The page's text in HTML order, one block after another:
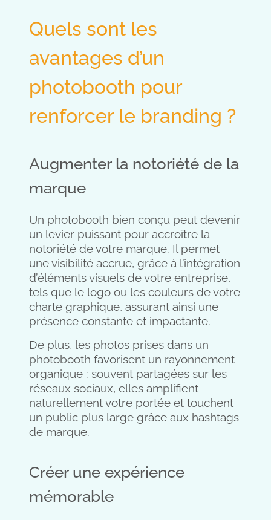
Quels sont les
avantages d’un
photobooth pour
renforcer le branding ?
Augmenter la notoriété de la
marque
Un photobooth bien conçu peut devenir
un levier puissant pour accroître la
notoriété de votre marque. Il permet
une visibilité accrue, grâce à l’intégration
d’éléments visuels de votre entreprise,
tels que le logo ou les couleurs de votre
charte graphique, assurant ainsi une
présence constante et impactante.
De plus, les photos prises dans un
photobooth favorisent un rayonnement
organique : souvent partagées sur les
réseaux sociaux, elles amplifient
naturellement votre portée et touchent
un public plus large grâce aux hashtags
de marque.
Créer une expérience
mémorable